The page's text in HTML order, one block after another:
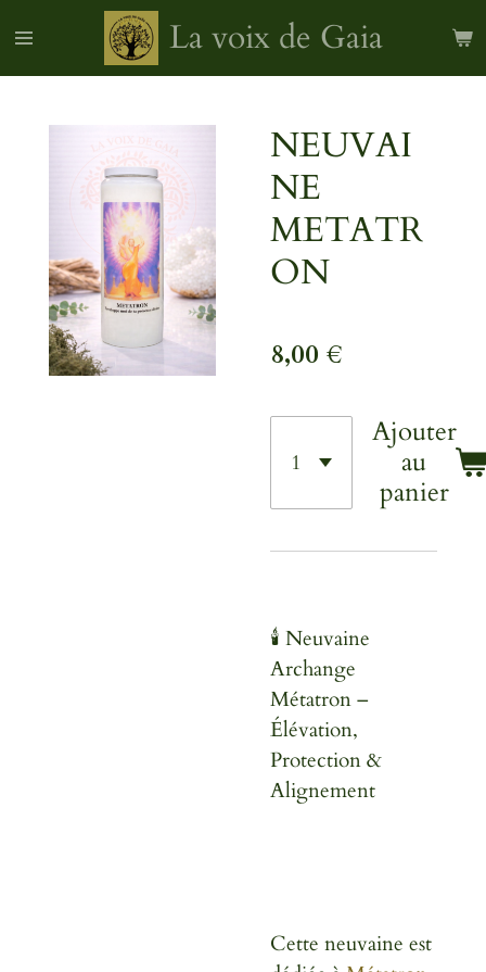
La voix de Gaia
NEUVAI
NE
METATR
ON
8,00 €
Ajouter
au
panier
🕯️ Neuvaine
Archange
Métatron –
Élévation,
Protection &
Alignement
Cette neuvaine est